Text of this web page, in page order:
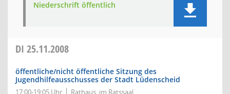
Niederschrift öffentlich
DI 25.11.2008
öffentliche/nicht öffentliche Sitzung des
Jugendhilfeausschusses der Stadt Lüdenscheid
17:00-19:05 Uhr Rathaus, im Ratssaal